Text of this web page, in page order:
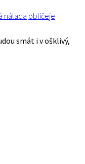
nálada obličeje
smát i v ošklivý,